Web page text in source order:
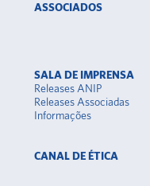
ASSOCIADOS
SALA DE IMPRENSA
Releases ANIP
Releases Associadas
Informações
CANAL DE ÉTICA